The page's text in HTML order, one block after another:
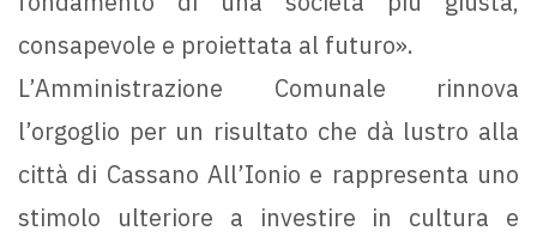
consapevole e proiettata al futuro».
L’Amministrazione Comunale rinnova
l’orgoglio per un risultato che dà lustro alla
città di Cassano All’Ionio e rappresenta uno
stimolo ulteriore a investire in cultura e